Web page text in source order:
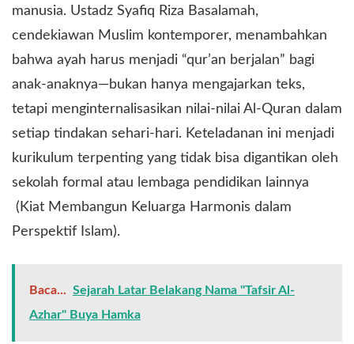
manusia. Ustadz Syafiq Riza Basalamah,
cendekiawan Muslim kontemporer, menambahkan
bahwa ayah harus menjadi “qur’an berjalan” bagi
anak-anaknya—bukan hanya mengajarkan teks,
tetapi menginternalisasikan nilai-nilai Al-Quran dalam
setiap tindakan sehari-hari. Keteladanan ini menjadi
kurikulum terpenting yang tidak bisa digantikan oleh
sekolah formal atau lembaga pendidikan lainnya
(Kiat Membangun Keluarga Harmonis dalam
Perspektif Islam).
Baca... Sejarah Latar Belakang Nama "Tafsir Al-
Azhar" Buya Hamka